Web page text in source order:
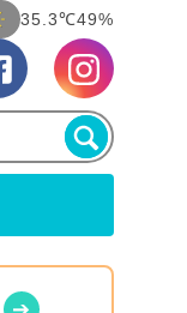
35.3℃49%